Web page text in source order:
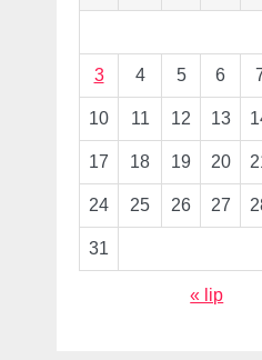
3 4 5 6
10 11 12 13
17 18 19 20
24 25 26 27
31
« lip